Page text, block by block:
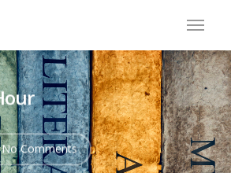
Comments